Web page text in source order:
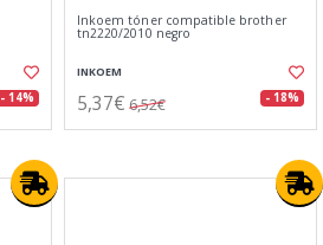
- 14%
Inkoem tóner compatible brother
tn2220/2010 negro
INKOEM
5,37€ 6,52€ - 18%